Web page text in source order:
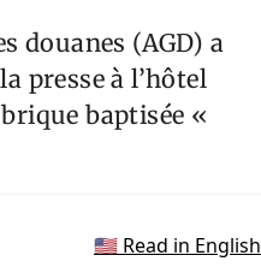
douanes (AGD) a
presse à l’hôtel
baptisée «
🇺🇸 Read in English